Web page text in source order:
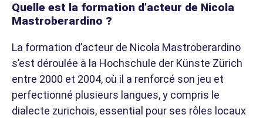
Quelle est la formation d’acteur de Nicola
Mastroberardino ?
La formation d’acteur de Nicola Mastroberardino
s’est déroulée à la Hochschule der Künste Zürich
entre 2000 et 2004, où il a renforcé son jeu et
perfectionné plusieurs langues, y compris le
dialecte zurichois, essential pour ses rôles locaux